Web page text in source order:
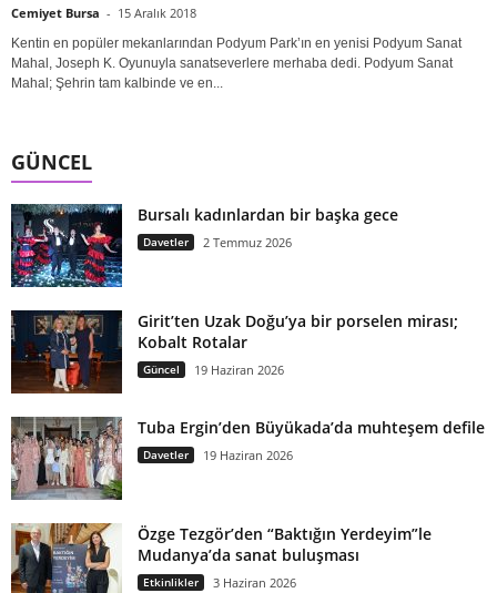
Cemiyet Bursa - 15 Aralık 2018
Kentin en popüler mekanlarından Podyum Park’ın en yenisi Podyum Sanat
Mahal, Joseph K. Oyunuyla sanatseverlere merhaba dedi. Podyum Sanat
Mahal; Şehrin tam kalbinde ve en...
GÜNCEL
Bursalı kadınlardan bir başka gece
Davetler 2 Temmuz 2026
Girit’ten Uzak Doğu’ya bir porselen mirası;
Kobalt Rotalar
Güncel 19 Haziran 2026
Tuba Ergin’den Büyükada’da muhteşem defile
Davetler 19 Haziran 2026
Özge Tezgör’den “Baktığın Yerdeyim”le
Mudanya’da sanat buluşması
Etkinlikler 3 Haziran 2026